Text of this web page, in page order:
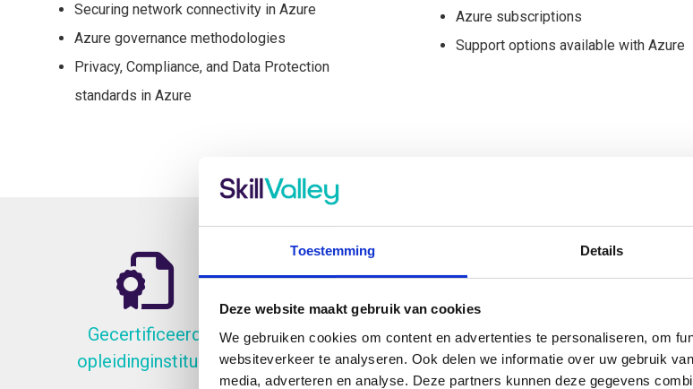
Toestemming Details
Deze website maakt gebruik van cookies
We gebruiken cookies om content en advertenties te personaliseren, om
websiteverkeer te analyseren. Ook delen we informatie over uw gebruik
media, adverteren en analyse. Deze partners kunnen deze gegevens
Securing network connectivity in Azure
Azure governance methodologies
Privacy, Compliance, and Data Protection
standards in Azure
Azure subscriptions
Support options available with Azure
Gecertificeerd
opleidinginstituut
Gratis Parkeren
NS-station
op loopafstand